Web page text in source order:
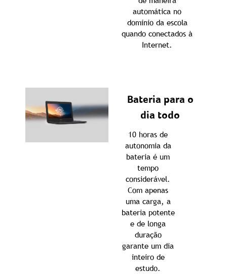
automática no
domínio da escola
quando conectados à
Internet.
Bateria para o
dia todo
10 horas de
autonomia da
bateria é um
tempo
considerável.
Com apenas
uma carga, a
bateria potente
e de longa
duração
garante um dia
inteiro de
estudo.